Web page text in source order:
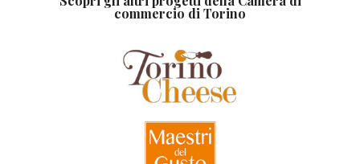
SCOPRI DI PIÃ¹
commercio di Torino